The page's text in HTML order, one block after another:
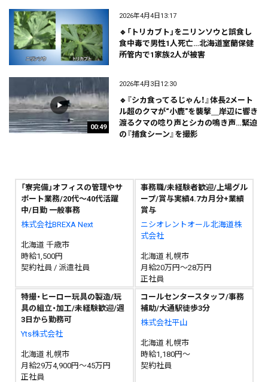
2026年4月4日13:17
🔹「トリカブト」をニリンソウと誤食し
食中毒で男性1人死亡…北海道室蘭保健
所管内で1家族2人が被害
00:49
2026年4月3日12:30
🔹『シカ食ってるじゃん！』体長2メート
ル超のクマが“小鹿"を襲撃＿岸辺に響き
渡るクマの唸り声とシカの鳴き声…緊迫
の『捕食シーン』を撮影
「寮完備」オフィスの管理やサ
ポート業務/20代～40代活躍
中/日勤 一般事務
株式会社BREXA Next
北海道 千歳市
時給1,500円
契約社員 / 派遣社員
事務職/未経験者歓迎/上場グル
ープ/賞与実績4.7カ月分+業績
賞与
ニシオレントオール北海道株
式会社
北海道 札幌市
月給20万円～28万円
正社員
特撮・ヒーロー玩具の製造/玩
具の組立・加工/未経験歓迎/週
3日から勤務可
Yts株式会社
北海道 札幌市
月給29万4,900円～45万円
正社員
コールセンタースタッフ/事務
補助/大通駅徒歩3分
株式会社平山
北海道 札幌市
時給1,180円～
契約社員